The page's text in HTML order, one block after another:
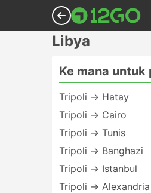
Libya
Ke mana
Tripoli → Hatay
Tripoli → Cairo
Tripoli → Tunis
Tripoli → Banghazi
Tripoli → Istanbul
Tripoli → Alexandria